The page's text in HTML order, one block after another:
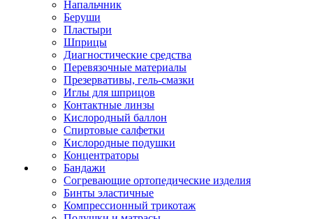
Напальчник
Беруши
Пластыри
Шприцы
Диагностические средства
Перевязочные материалы
Презервативы, гель-смазки
Иглы для шприцов
Контактные линзы
Кислородный баллон
Спиртовые салфетки
Кислородные подушки
Концентраторы
Бандажи
Согревающие ортопедические изделия
Бинты эластичные
Компрессионный трикотаж